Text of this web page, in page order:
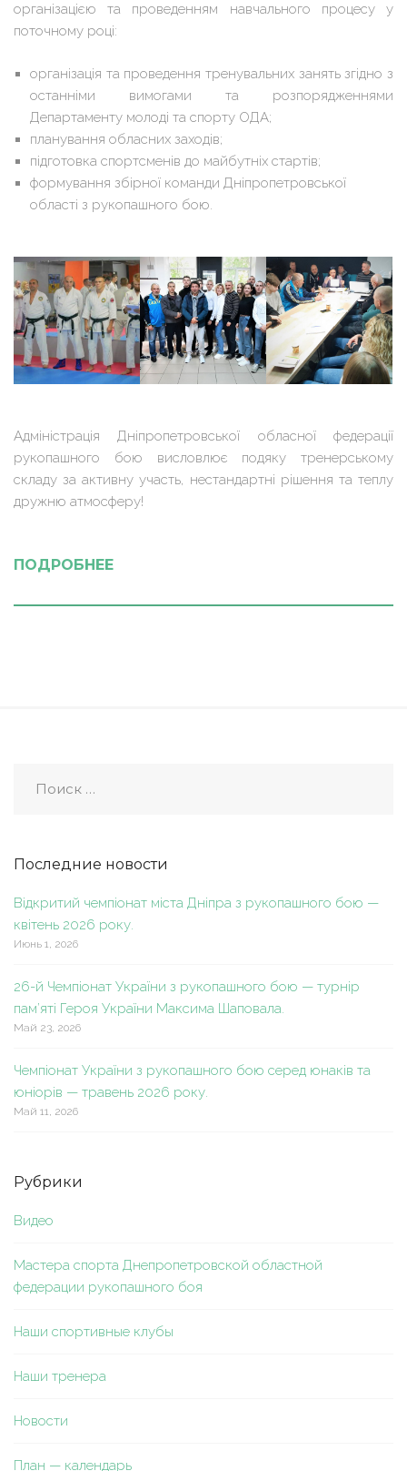
організацією та проведенням навчального процесу у
поточному році:
організація та проведення тренувальних занять згідно з
останніми вимогами та розпорядженнями
Департаменту молоді та спорту ОДА;
планування обласних заходів;
підготовка спортсменів до майбутніх стартів;
формування збірної команди Дніпропетровської
області з рукопашного бою.
Адміністрація Дніпропетровської обласної федерації
рукопашного бою висловлює подяку тренерському
складу за активну участь, нестандартні рішення та теплу
дружню атмосферу!
ПОДРОБНЕЕ
Последние новости
Відкритий чемпіонат міста Дніпра з рукопашного бою —
квітень 2026 року.
Июнь 1, 2026
26-й Чемпіонат України з рукопашного бою — турнір
пам’яті Героя України Максима Шаповала.
Май 23, 2026
Чемпіонат України з рукопашного бою серед юнаків та
юніорів — травень 2026 року.
Май 11, 2026
Рубрики
Видео
Мастера спорта Днепропетровской областной
федерации рукопашного боя
Наши спортивные клубы
Наши тренера
Новости
План — календарь